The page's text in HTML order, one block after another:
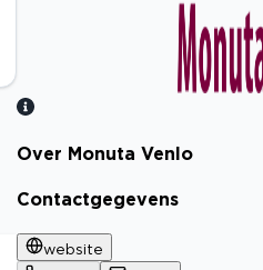
Bekijk certificaat
Over Monuta Venlo
Contactgegevens
website